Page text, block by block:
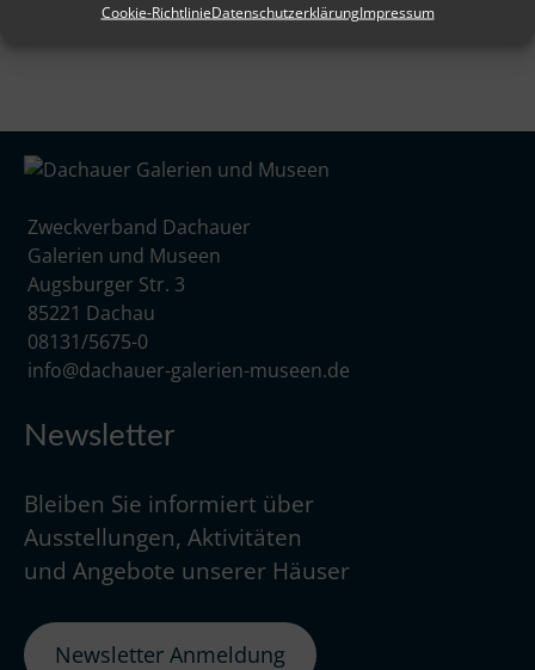
Cookie-RichtlinieDatenschutzerklärungImpressum
Zweckverband Dachauer
Galerien und Museen
Augsburger Str. 3
85221 Dachau
08131/5675-0
info@dachauer-galerien-museen.de
Newsletter
Bleiben Sie informiert über
Ausstellungen, Aktivitäten
und Angebote unserer Häuser
Newsletter Anmeldung